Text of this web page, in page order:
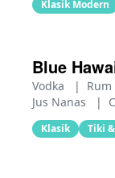
Klasik Modern
Blue
Vodka |
Jus Nanas
|
Klasik Tiki